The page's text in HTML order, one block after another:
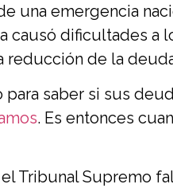
una emergencia
causó dificultades a
reducción de la
saber si sus
. Es entonces
Tribunal Supremo